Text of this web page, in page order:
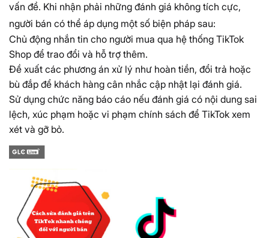
vấn đề. Khi nhận phải những đánh giá không tích cực,
người bán có thể áp dụng một số biện pháp sau:
Chủ động nhắn tin cho người mua qua hệ thống TikTok
Shop để trao đổi và hỗ trợ thêm.
Đề xuất các phương án xử lý như hoàn tiền, đổi trả hoặc
bù đắp để khách hàng cân nhắc cập nhật lại đánh giá.
Sử dụng chức năng báo cáo nếu đánh giá có nội dung sai
lệch, xúc phạm hoặc vi phạm chính sách để TikTok xem
xét và gỡ bỏ.